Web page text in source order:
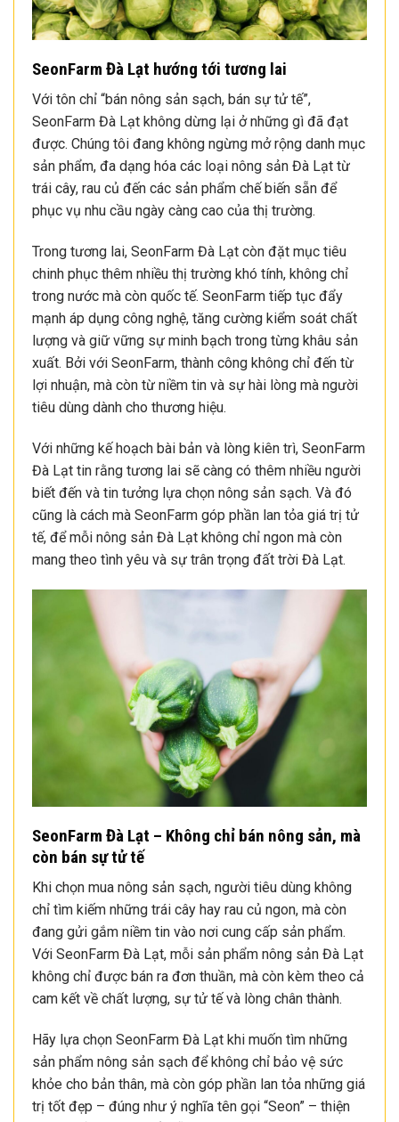
SeonFarm Đà Lạt hướng tới tương lai
Với tôn chỉ “bán nông sản sạch, bán sự tử tế”,
SeonFarm Đà Lạt không dừng lại ở những gì đã đạt
được. Chúng tôi đang không ngừng mở rộng danh mục
sản phẩm, đa dạng hóa các loại nông sản Đà Lạt từ
trái cây, rau củ đến các sản phẩm chế biến sẵn để
phục vụ nhu cầu ngày càng cao của thị trường.
Trong tương lai, SeonFarm Đà Lạt còn đặt mục tiêu
chinh phục thêm nhiều thị trường khó tính, không chỉ
trong nước mà còn quốc tế. SeonFarm tiếp tục đẩy
mạnh áp dụng công nghệ, tăng cường kiểm soát chất
lượng và giữ vững sự minh bạch trong từng khâu sản
xuất. Bởi với SeonFarm, thành công không chỉ đến từ
lợi nhuận, mà còn từ niềm tin và sự hài lòng mà người
tiêu dùng dành cho thương hiệu.
Với những kế hoạch bài bản và lòng kiên trì, SeonFarm
Đà Lạt tin rằng tương lai sẽ càng có thêm nhiều người
biết đến và tin tưởng lựa chọn nông sản sạch. Và đó
cũng là cách mà SeonFarm góp phần lan tỏa giá trị tử
tế, để mỗi nông sản Đà Lạt không chỉ ngon mà còn
mang theo tình yêu và sự trân trọng đất trời Đà Lạt.
SeonFarm Đà Lạt – Không chỉ bán nông sản, mà
còn bán sự tử tế
Khi chọn mua nông sản sạch, người tiêu dùng không
chỉ tìm kiếm những trái cây hay rau củ ngon, mà còn
đang gửi gắm niềm tin vào nơi cung cấp sản phẩm.
Với SeonFarm Đà Lạt, mỗi sản phẩm nông sản Đà Lạt
không chỉ được bán ra đơn thuần, mà còn kèm theo cả
cam kết về chất lượng, sự tử tế và lòng chân thành.
Hãy lựa chọn SeonFarm Đà Lạt khi muốn tìm những
sản phẩm nông sản sạch để không chỉ bảo vệ sức
khỏe cho bản thân, mà còn góp phần lan tỏa những giá
trị tốt đẹp – đúng như ý nghĩa tên gọi “Seon” – thiện